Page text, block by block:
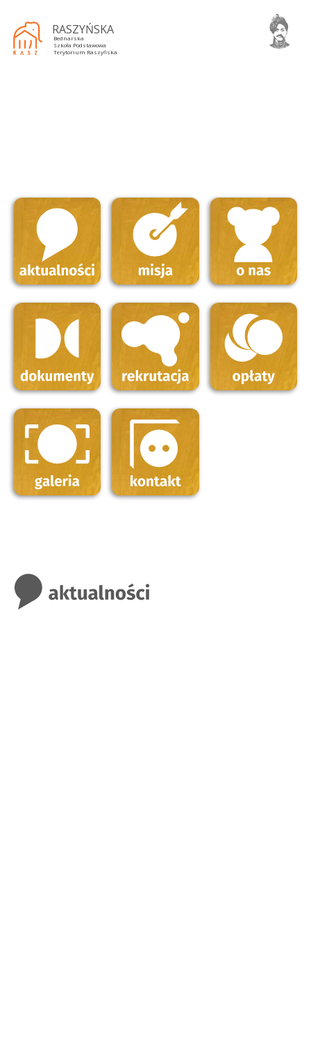
RASZYŃSKA
Bednarska
Szkoła Podstawowa
Terytorium Raszyńska